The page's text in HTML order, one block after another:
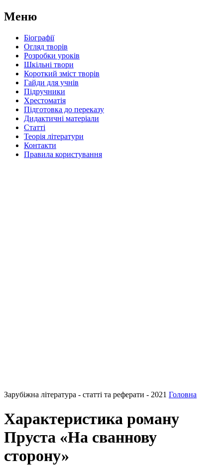
Меню
Біографії
Огляд творів
Розробки уроків
Шкільні твори
Короткий зміст творів
Гайди для учнів
Підручники
Хрестоматія
Підготовка до переказу
Дидактичні матеріали
Статті
Теорія літератури
Контакти
Правила користування
Зарубіжна література - статті та реферати - 2021 Головна
Характеристика роману
Пруста «На сваннову
сторону»